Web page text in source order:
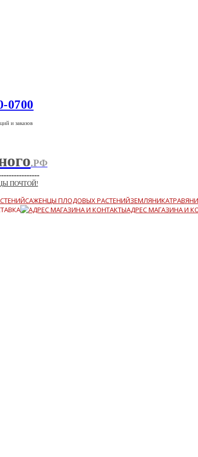
0700
и заказов
.РФ
ПОЧТОЙ!
САЖЕНЦЫ ПЛОДОВЫХ РАСТЕНИЙЗЕМЛЯНИКА
АДРЕС МАГАЗИНА И